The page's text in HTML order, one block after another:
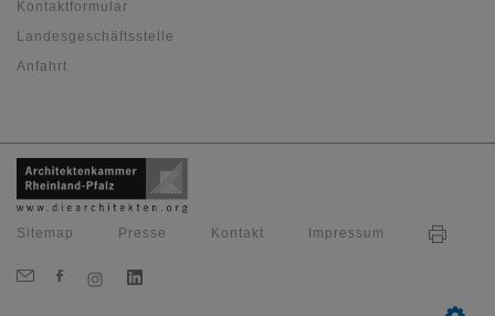
Kontaktformular
Landesgeschäftsstelle
Anfahrt
Sitemap Presse Kontakt Impressum